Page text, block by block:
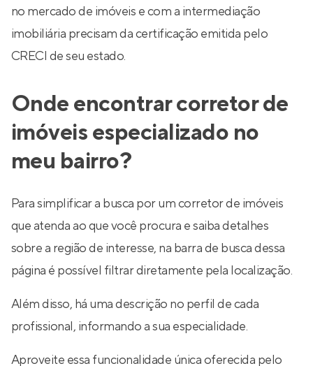
no mercado de imóveis e com a intermediação
imobiliária precisam da certificação emitida pelo
CRECI de seu estado.
Onde encontrar corretor de
imóveis especializado no
meu bairro?
Para simplificar a busca por um corretor de imóveis
que atenda ao que você procura e saiba detalhes
sobre a região de interesse, na barra de busca dessa
página é possível filtrar diretamente pela localização.
Além disso, há uma descrição no perfil de cada
profissional, informando a sua especialidade.
Aproveite essa funcionalidade única oferecida pelo